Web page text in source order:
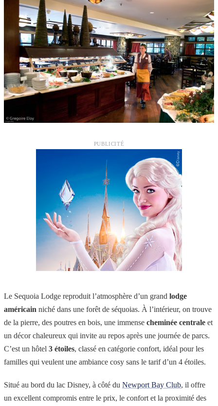
PUBLICITÉ
Le Sequoia Lodge reproduit l’atmosphère d’un grand lodge
américain niché dans une forêt de séquoias. À l’intérieur, on trouve
de la pierre, des poutres en bois, une immense cheminée centrale et
un décor chaleureux qui invite au repos après une journée de parcs.
C’est un hôtel 3 étoiles, classé en catégorie confort, idéal pour les
familles qui veulent une ambiance cosy sans le tarif d’un 4 étoiles.
Situé au bord du lac Disney, à côté du Newport Bay Club, il offre
un excellent compromis entre le prix, le confort et la proximité des